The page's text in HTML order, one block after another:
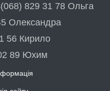
829 31 78 Ольга
Олександра
56 Кирило
89 Юхим